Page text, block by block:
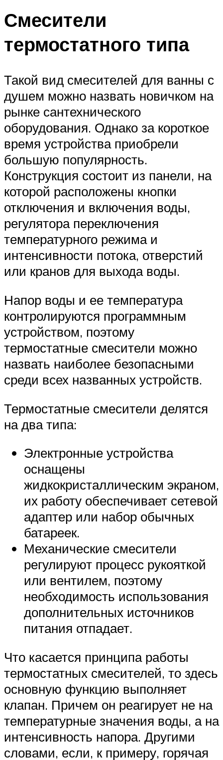
Смесители
термостатного типа
Такой вид смесителей для ванны с
душем можно назвать новичком на
рынке сантехнического
оборудования. Однако за короткое
время устройства приобрели
большую популярность.
Конструкция состоит из панели, на
которой расположены кнопки
отключения и включения воды,
регулятора переключения
температурного режима и
интенсивности потока, отверстий
или кранов для выхода воды.
Напор воды и ее температура
контролируются программным
устройством, поэтому
термостатные смесители можно
назвать наиболее безопасными
среди всех названных устройств.
Термостатные смесители делятся
на два типа:
Электронные устройства
оснащены
жидкокристаллическим экраном,
их работу обеспечивает сетевой
адаптер или набор обычных
батареек.
Механические смесители
регулируют процесс рукояткой
или вентилем, поэтому
необходимость использования
дополнительных источников
питания отпадает.
Что касается принципа работы
термостатных смесителей, то здесь
основную функцию выполняет
клапан. Причем он реагирует не на
температурные значения воды, а на
интенсивность напора. Другими
словами, если, к примеру, горячая